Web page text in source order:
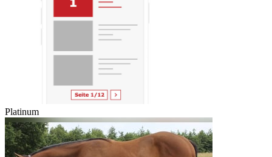
Platinum